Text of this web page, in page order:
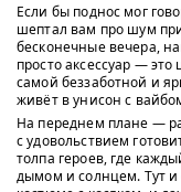
Если бы поднос мог
шептал вам про шум
бесконечные вечера,
просто аксессуар —
самой беззаботной и
живёт в унисон с
На переднем плане —
с удовольствием
толпа героев, где
дымом и солнцем. Тут и